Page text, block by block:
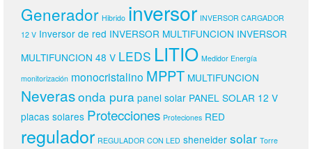
Generador Hibrido inversor INVERSOR CARGADOR
12 V Inversor de red INVERSOR MULTIFUNCION INVERSOR
MULTIFUNCION 48 V LEDS LITIO Medidor Energía
monitorización monocristalino MPPT MULTIFUNCION
Neverasonda pura panel solar PANEL SOLAR 12 V
placas solares Protecciones Proteciones RED
regulador REGULADOR CON LED sheneider solar Torre